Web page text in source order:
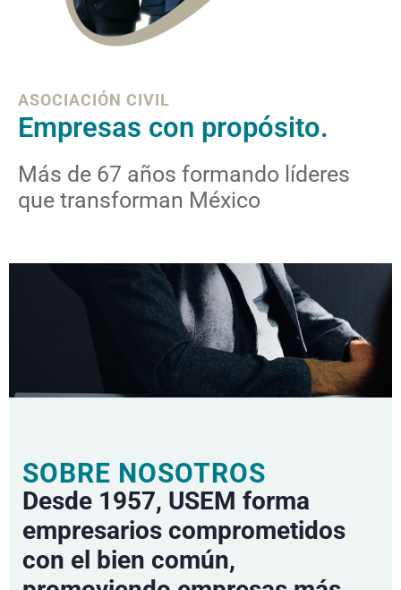
ASOCIACIÓN CIVIL
Empresas con propósito.
Más de 67 años formando líderes
que transforman México
SOBRE NOSOTROS
Desde 1957, USEM forma
empresarios comprometidos
con el bien común,